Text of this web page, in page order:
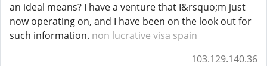
an ideal means? I have a venture that I&rsquo;m just
now operating on, and I have been on the look out for
such information. non lucrative visa spain
103.129.140.36